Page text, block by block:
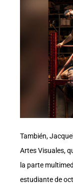
También,
Artes Visuales,
la parte
estudiante de